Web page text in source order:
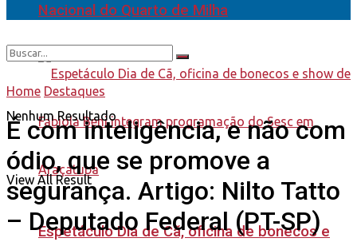
Nacional do Quarto de Milha
Espetáculo Dia de Cã, oficina de bonecos e
Nenhum Resultado
View All Result
Home Destaques
É com inteligência, e não com
ódio, que se promove a
segurança. Artigo: Nilto Tatto
– Deputado Federal (PT-SP)